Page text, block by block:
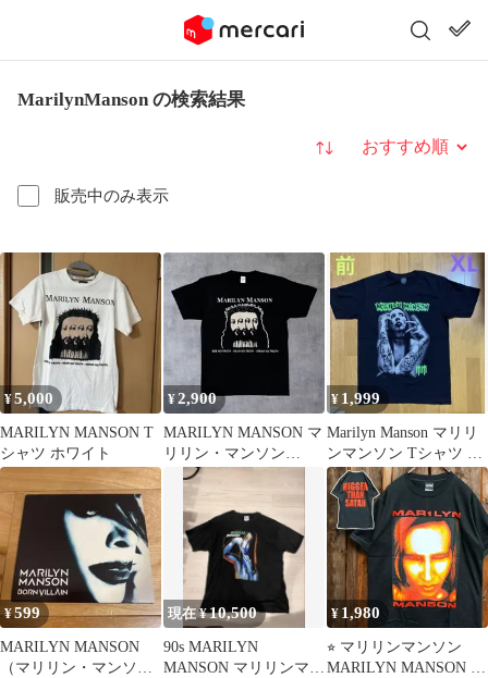
MarilynManson の検索結果
販売中のみ表示
並び替え
¥5,000
MARILYN MANSON T
シャツ ホワイト
¥2,900
MARILYN MANSON マ
リリン・マンソン
BELIEVE バンドTシャ
ツ バンT BB014
¥ 1,999
Marilyn Manson マリリ
ンマンソン Tシャツ サ
イズXL
¥599
MARILYN MANSON
（マリリン・マンソ
現在 ¥10,500
90s MARILYN
MANSON マリリンマン
¥ 1,980
⭐︎ マリリンマンソン
MARILYN MANSON 黒